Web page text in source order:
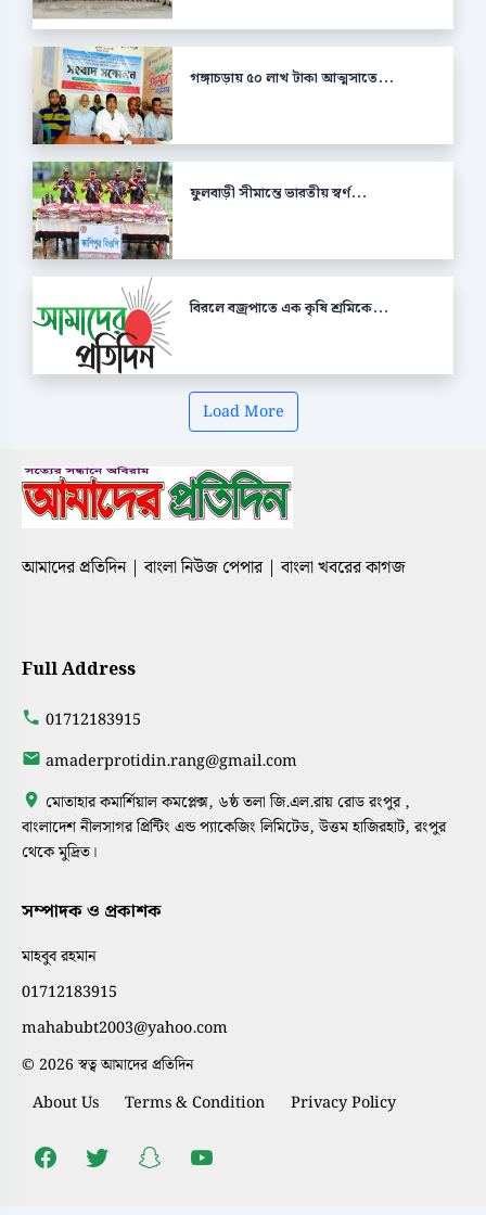
গঙ্গাচড়ায় ৫০ লাখ টাকা আত্মসাতে...
ফুলবাড়ী সীমান্তে ভারতীয় স্বর্ণ...
বিরলে বজ্রপাতে এক কৃষি শ্রমিকে...
Load More
আমাদের প্রতিদিন | বাংলা নিউজ পেপার | বাংলা খবরের কাগজ
Full Address
01712183915
amaderprotidin.rang@gmail.com
মোতাহার কমার্শিয়াল কমপ্লেক্স, ৬ষ্ঠ তলা জি.এল.রায় রোড রংপুর ,
বাংলাদেশ নীলসাগর প্রিন্টিং এন্ড প্যাকেজিং লিমিটেড, উত্তম হাজিরহাট, রংপুর
থেকে মুদ্রিত।
সম্পাদক ও প্রকাশক
মাহবুব রহমান
01712183915
mahabubt2003@yahoo.com
© 2026 স্বত্ব আমাদের প্রতিদিন
About Us Terms & Condition Privacy Policy